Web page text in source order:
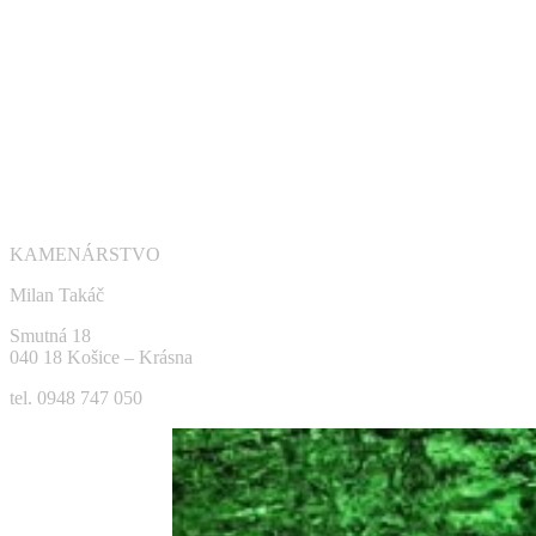
KAMENÁRSTVO
Milan Takáč
Smutná 18
040 18 Košice – Krásna
tel. 0948 747 050